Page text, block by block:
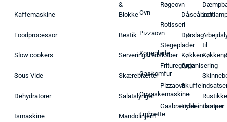
Kaffemaskine
Foodprocessor
Slow cookers
Sous Vide
Dehydratorer
Ismaskine
&
Blokke
Bestik
Serveringsredskaber
Skærebrætter
Salatslynger
Mandolinjern
Ovn
Pizzaovn
Kogeplade
Gaskomfur
Opvaskemaskine
Emhætte
Røgeovn
Rotisseri
Stegeplader
Frituregryder
Pizzaovn
Gasbrænder
Dåseåbner
Dørslag
Køkken
Organisering
Hyldeindsatser
til
Rustikke
Lamper